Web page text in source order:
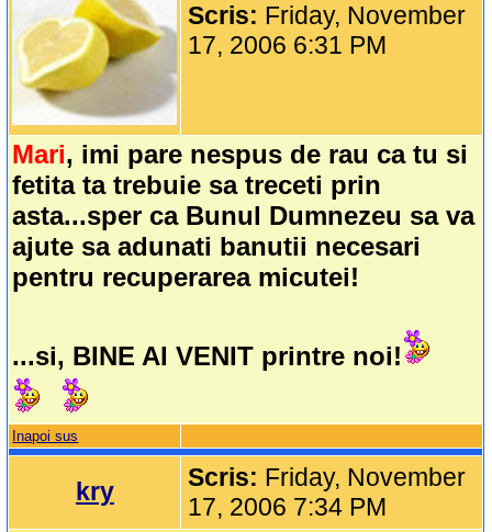
Scris: Friday, November
17, 2006 6:31 PM
Mari, imi pare nespus de rau ca tu si
fetita ta trebuie sa treceti prin
asta...sper ca Bunul Dumnezeu sa va
ajute sa adunati banutii necesari
pentru recuperarea micutei!
...si, BINE AI VENIT printre noi!
Inapoi sus
kry Scris: Friday, November
17, 2006 7:34 PM